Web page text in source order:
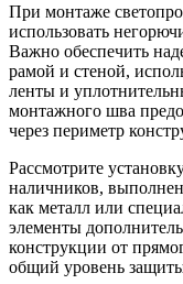
При монтаже
использовать
Важно обеспечить
рамой и стеной,
ленты и
монтажного шва
через периметр
Рассмотрите
наличников,
как металл или
элементы
конструкции от
общий уровень